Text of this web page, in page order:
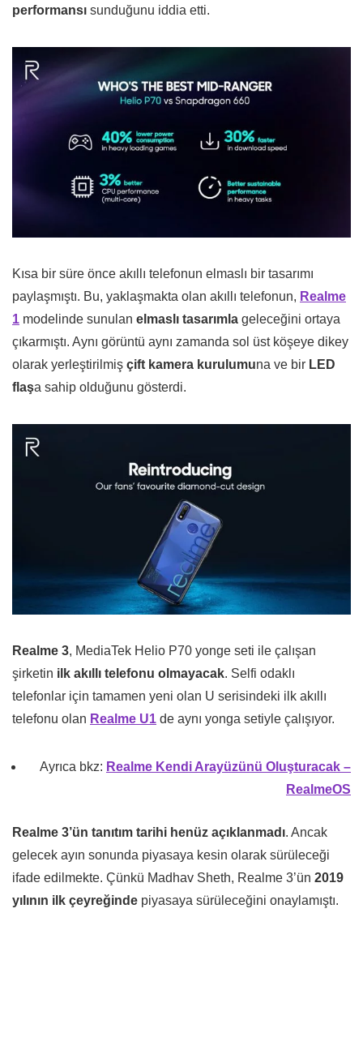
performansı sunduğunu iddia etti.
Kısa bir süre önce akıllı telefonun elmaslı bir tasarımı
paylaşmıştı. Bu, yaklaşmakta olan akıllı telefonun, Realme
1 modelinde sunulan elmaslı tasarımla geleceğini ortaya
çıkarmıştı. Aynı görüntü aynı zamanda sol üst köşeye dikey
olarak yerleştirilmiş çift kamera kurulumuna ve bir LED
flaşa sahip olduğunu gösterdi.
Realme 3, MediaTek Helio P70 yonge seti ile çalışan
şirketin ilk akıllı telefonu olmayacak. Selfi odaklı
telefonlar için tamamen yeni olan U serisindeki ilk akıllı
telefonu olan Realme U1 de aynı yonga setiyle çalışıyor.
Ayrıca bkz: Realme Kendi Arayüzünü Oluşturacak –
RealmeOS
Realme 3’ün tanıtım tarihi henüz açıklanmadı. Ancak
gelecek ayın sonunda piyasaya kesin olarak sürüleceği
ifade edilmekte. Çünkü Madhav Sheth, Realme 3’ün 2019
yılının ilk çeyreğinde piyasaya sürüleceğini onaylamıştı.